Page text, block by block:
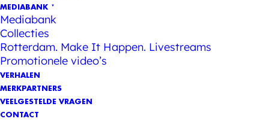
MEDIABANK
Mediabank
Collecties
Rotterdam. Make It Happen. Livestreams
Promotionele video’s
VERHALEN
MERKPARTNERS
VEELGESTELDE VRAGEN
CONTACT